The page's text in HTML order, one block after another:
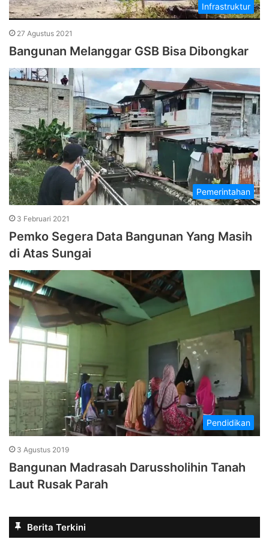
Infrastruktur
27 Agustus 2021
Bangunan Melanggar GSB Bisa Dibongkar
Pemerintahan
3 Februari 2021
Pemko Segera Data Bangunan Yang Masih
di Atas Sungai
Pendidikan
3 Agustus 2019
Bangunan Madrasah Darussholihin Tanah
Laut Rusak Parah
Berita Terkini